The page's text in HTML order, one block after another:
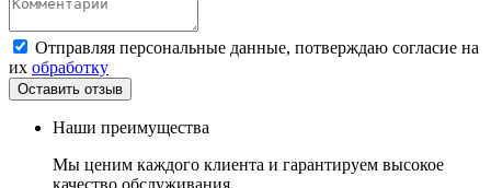
Отправляя персональные данные, потверждаю согласие на
их обработку
Наши преимущества
Мы ценим каждого клиента и гарантируем высокое
качество обслуживания.